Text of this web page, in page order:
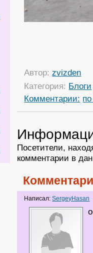
Автор:zvizden
Категория: Блоги
Комментарии:
Посетители,
комментарии в
Написал:SergeyHasan